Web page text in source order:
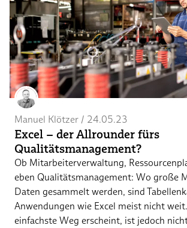
Manuel Klötzer / 24.05.23
Excel – der Allrounder fürs
Qualitätsmanagement?
Ob Mitarbeiterverwaltung,
eben Qualitätsmanagement: Wo große
Daten gesammelt werden, sind
Anwendungen wie Excel meist nicht
einfachste Weg erscheint, ist jedoch